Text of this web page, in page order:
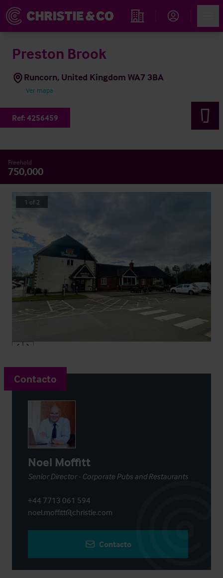
Propiedades
Preston Brook
Runcorn, United Kingdom WA7 3BA
Ver mapa
Ref: 4256459
Freehold
750,000
1 of 2
Contacto
Noel Moffitt
Senior Director - Corporate Pubs and Restaurants
+44 7713 061 594
noel.moffitt@christie.com
Contacto